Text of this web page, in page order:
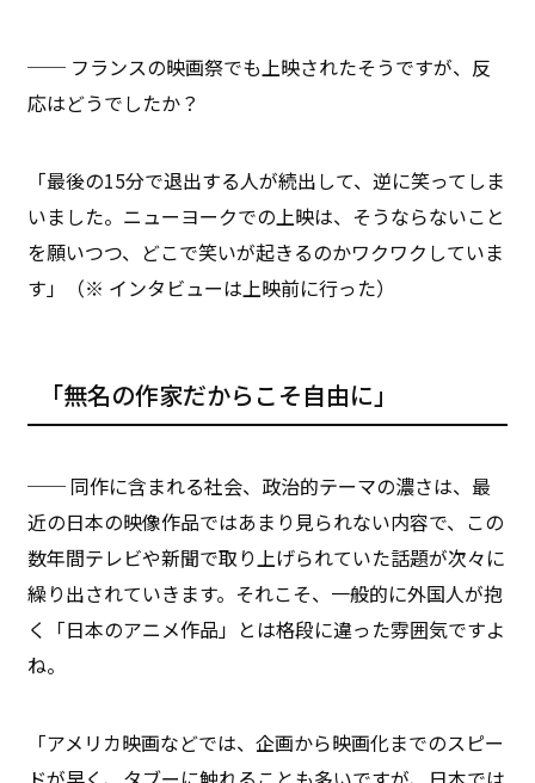
── フランスの映画祭でも上映されたそうですが、反
応はどうでしたか？
「最後の15分で退出する人が続出して、逆に笑ってしま
いました。ニューヨークでの上映は、そうならないこと
を願いつつ、どこで笑いが起きるのかワクワクしていま
す」（※ インタビューは上映前に行った）
「無名の作家だからこそ自由に」
── 同作に含まれる社会、政治的テーマの濃さは、最
近の日本の映像作品ではあまり見られない内容で、この
数年間テレビや新聞で取り上げられていた話題が次々に
繰り出されていきます。それこそ、一般的に外国人が抱
く「日本のアニメ作品」とは格段に違った雰囲気ですよ
ね。
「アメリカ映画などでは、企画から映画化までのスピー